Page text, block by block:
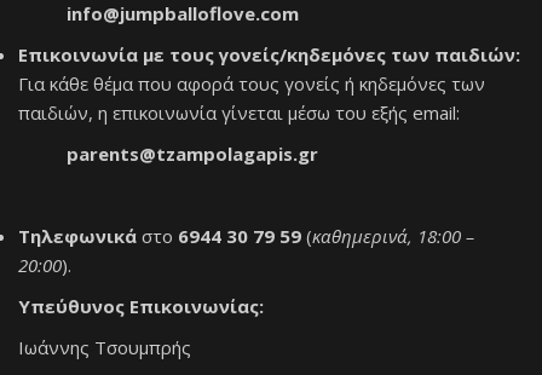
info@jumpballoflove.com
Επικοινωνία με τους γονείς/κηδεμόνες των παιδιών:
Για κάθε θέμα που αφορά τους γονείς ή κηδεμόνες των
παιδιών, η επικοινωνία γίνεται μέσω του εξής email:
parents@tzampolagapis.gr
Τηλεφωνικά στο 6944 30 79 59 (καθημερινά, 18:00 –
20:00).
Υπεύθυνος Επικοινωνίας:
Ιωάννης Τσουμπρής